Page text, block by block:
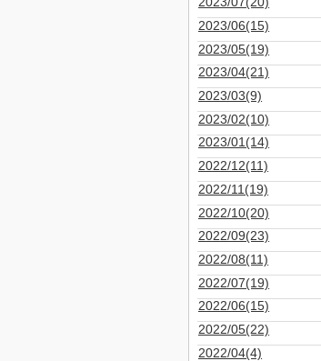
2023/06(15)
2023/05(19)
2023/04(21)
2023/03(9)
2023/02(10)
2023/01(14)
2022/12(11)
2022/11(19)
2022/10(20)
2022/09(23)
2022/08(11)
2022/07(19)
2022/06(15)
2022/05(22)
2022/04(4)